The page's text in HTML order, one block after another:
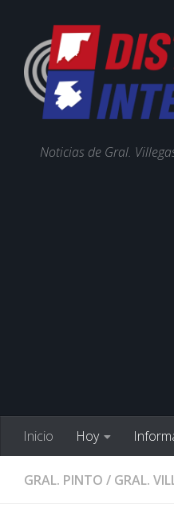
Noticias de Gral.
Inicio Hoy
GRAL. PINTO / GRAL.